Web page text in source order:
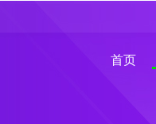
首页